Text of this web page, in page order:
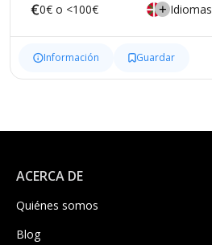
0€ o <100€
Idiomas
Información Guardar
ACERCA DE
Quiénes somos
Blog